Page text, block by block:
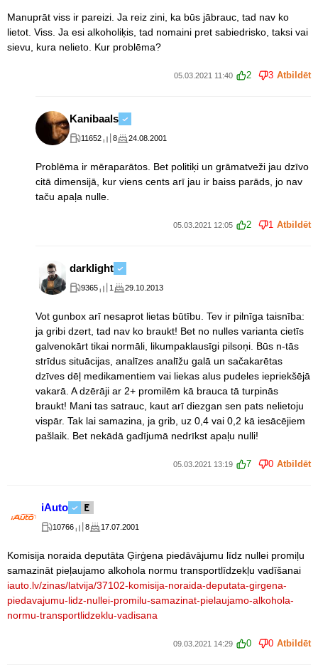
Manuprāt viss ir pareizi. Ja reiz zini, ka būs jābrauc, tad nav ko
lietot. Viss. Ja esi alkoholiķis, tad nomaini pret sabiedrisko, taksi vai
sievu, kura nelieto. Kur problēma?
05.03.2021 11:40 2 3 Atbildēt
Kanibaals
11652 8 24.08.2001
Problēma ir mēraparātos. Bet politiķi un grāmatveži jau dzīvo
citā dimensijā, kur viens cents arī jau ir baiss parāds, jo nav
taču apaļa nulle.
05.03.2021 12:05 2 1 Atbildēt
darklight
9365 1 29.10.2013
Vot gunbox arī nesaprot lietas būtību. Tev ir pilnīga taisnība:
ja gribi dzert, tad nav ko braukt! Bet no nulles varianta cietīs
galvenokārt tikai normāli, likumpaklausīgi pilsoņi. Būs n-tās
strīdus situācijas, analīzes analīžu galā un sačakarētas
dzīves dēļ medikamentiem vai liekas alus pudeles iepriekšējā
vakarā. A dzērāji ar 2+ promilēm kā brauca tā turpinās
braukt! Mani tas satrauc, kaut arī diezgan sen pats nelietoju
vispār. Tak lai samazina, ja grib, uz 0,4 vai 0,2 kā iesācējiem
pašlaik. Bet nekādā gadījumā nedrīkst apaļu nulli!
05.03.2021 13:19 7 0 Atbildēt
iAuto
10766 8 17.07.2001
Komisija noraida deputāta Ģirģena piedāvājumu līdz nullei promiļu
samazināt pieļaujamo alkohola normu transportlīdzekļu vadīšanai
iauto.lv/zinas/latvija/37102-komisija-noraida-deputata-girgena-
piedavajumu-lidz-nullei-promilu-samazinat-pielaujamo-alkohola-
normu-transportlidzeklu-vadisana
09.03.2021 14:29 0 0 Atbildēt